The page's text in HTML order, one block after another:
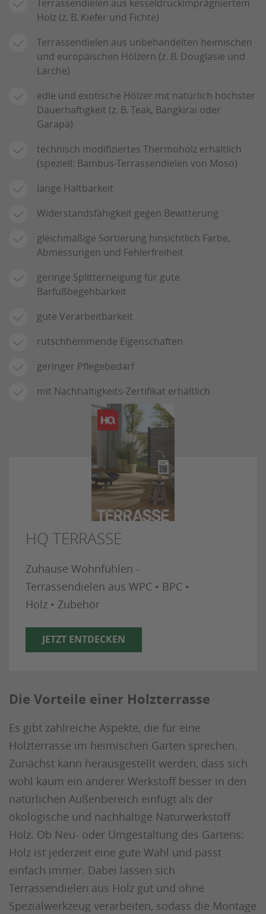
Terrassendielen aus kesseldruckimprägniertem
Holz (z. B. Kiefer und Fichte)
Terrassendielen aus unbehandelten heimischen
und europäischen Hölzern (z. B. Douglasie und
Lärche)
edle und exotische Hölzer mit natürlich höchster
Dauerhaftigkeit (z. B. Teak, Bangkirai oder
Garapa)
technisch modifiziertes Thermoholz erhältlich
(speziell: Bambus-Terrassendielen von Moso)
lange Haltbarkeit
Widerstandsfähigkeit gegen Bewitterung
gleichmäßige Sortierung hinsichtlich Farbe,
Abmessungen und Fehlerfreiheit
geringe Splitterneigung für gute
Barfußbegehbarkeit
gute Verarbeitbarkeit
rutschhemmende Eigenschaften
geringer Pflegebedarf
mit Nachhaltigkeits-Zertifikat erhältlich
HQ TERRASSE
Zuhause Wohnfühlen -
Terrassendielen aus WPC • BPC •
Holz • Zubehör
JETZT ENTDECKEN
Die Vorteile einer Holzterrasse
Es gibt zahlreiche Aspekte, die für eine
Holzterrasse im heimischen Garten sprechen.
Zunächst kann herausgestellt werden, dass sich
wohl kaum ein anderer Werkstoff besser in den
natürlichen Außenbereich einfügt als der
ökologische und nachhaltige Naturwerkstoff
Holz. Ob Neu- oder Umgestaltung des Gartens:
Holz ist jederzeit eine gute Wahl und passt
einfach immer. Dabei lassen sich
Terrassendielen aus Holz gut und ohne
Spezialwerkzeug verarbeiten, sodass die Montage